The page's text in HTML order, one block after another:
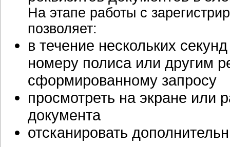
На этапе работы с
позволяет:
в течение нескольких
номеру полиса или другим
сформированному запросу
просмотреть на экране или
документа
отсканировать